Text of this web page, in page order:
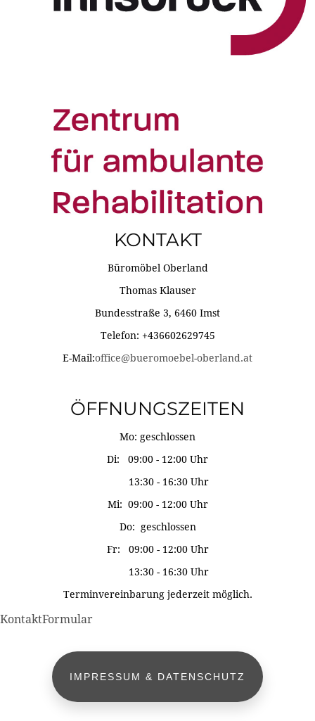
KONTAKT
Büromöbel Oberland
Thomas Klauser
Bundesstraße 3, 6460 Imst
Telefon: +436602629745
E-Mail:office@bueromoebel-oberland.at
ÖFFNUNGSZEITEN
Mo: geschlossen
Di: 09:00 - 12:00 Uhr
13:30 - 16:30 Uhr
Mi: 09:00 - 12:00 Uhr
Do: geschlossen
Fr: 09:00 - 12:00 Uhr
13:30 - 16:30 Uhr
Terminvereinbarung jederzeit möglich.
KontaktFormular
IMPRESSUM & DATENSCHUTZ